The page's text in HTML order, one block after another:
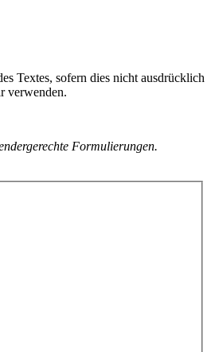
Textes, sofern dies nicht ausdrücklich
verwenden.
Formulierungen.